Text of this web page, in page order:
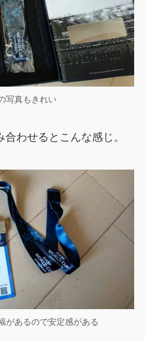
写真もきれい
わせるとこんな感じ。
があるので安定感がある